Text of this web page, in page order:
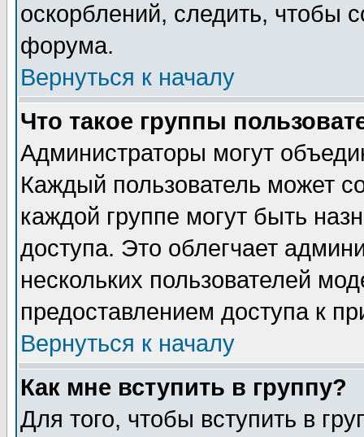
оскорблений, следить, чтобы
форума.
Вернуться к началу
Что такое группы
Администраторы могут
Каждый пользователь может
каждой группе могут быть
доступа. Это облегчает
нескольких пользователей
предоставлением доступа к
Вернуться к началу
Как мне вступить в группу?
Для того, чтобы вступить в